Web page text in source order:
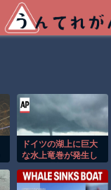
ドイツの湖上に巨大
な水上竜巻が発生し